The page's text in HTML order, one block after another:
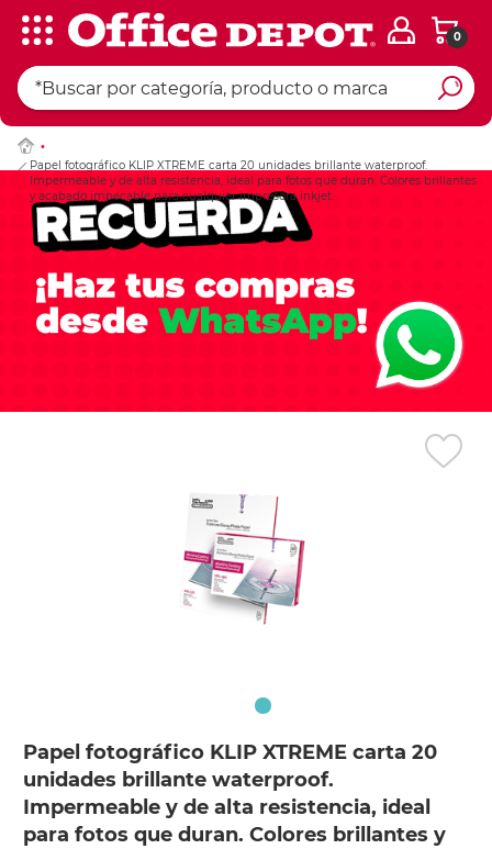
0
Papel fotográfico KLIP XTREME carta 20 unidades brillante waterproof.
Impermeable y de alta resistencia, ideal para fotos que duran. Colores brillantes
y acabado impecable para cualquier impresora inkjet.
Papel fotográfico KLIP XTREME carta 20
unidades brillante waterproof.
Impermeable y de alta resistencia, ideal
para fotos que duran. Colores brillantes y
Ingresar Codigo